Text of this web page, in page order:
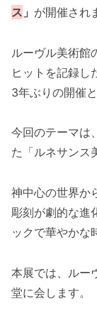
ス 」 が開催され
ルーヴル美術館
ヒットを記録し
3年ぶりの開催と
今回のテーマは
た「ルネサンス
神中心の世界か
彫刻が劇的な進
ックで華やかな
本展では、ルー
堂に会します。